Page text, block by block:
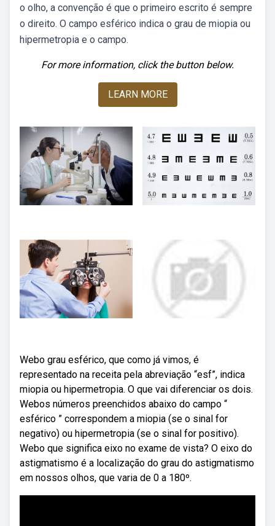
o olho, a convenção é que o primeiro escrito é sempre
o direito. O campo esférico indica o grau de miopia ou
hipermetropia e o campo.
For more information, click the button below.
LEARN MORE
Webo grau esférico, que como já vimos, é
representado na receita pela abreviação “esf”, indica
miopia ou hipermetropia. O que vai diferenciar os dois.
Webos números preenchidos abaixo do campo “
esférico ” correspondem a miopia (se o sinal for
negativo) ou hipermetropia (se o sinal for positivo).
Webo que significa eixo no exame de vista? O eixo do
astigmatismo é a localização do grau do astigmatismo
em nossos olhos, que varia de 0 a 180º.